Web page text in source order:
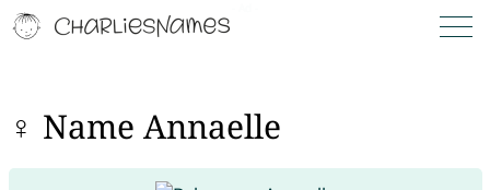
♀ Name Annaelle